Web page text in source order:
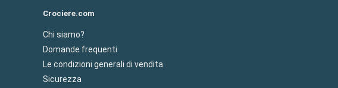
Crociere.com
Chi siamo?
Domande frequenti
Le condizioni generali di vendita
Sicurezza